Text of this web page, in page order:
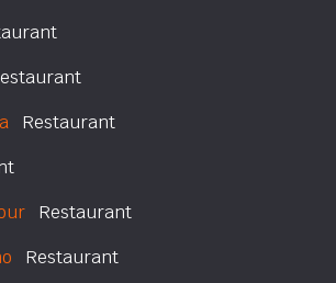
Restaurant
Restaurant
Restaurant